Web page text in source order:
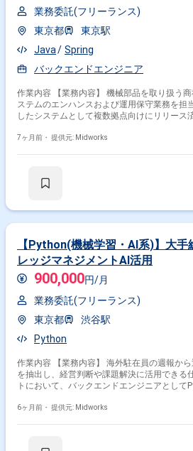
業務委託(フリーランス)
東京都
東京駅
Java
Spring
バックエンドエンジニア
作業内容 【業務内容】 機械部品を取り扱う商社向けに刷新された基幹シ
ステムのエンハンスおよび運用保守業務を担
したシステムとして複数拠点向けにリリース
働中システムの安定運用を目的とした保守対
7ヶ月前・ 提供元: Midworks
【Python(機械学習・AI系)】大
レッジマネジメントAI活用
900,000円/月
業務委託(フリーランス)
東京都
渋谷駅
Python
作業内容 【業務内容】 海外駐在員の週報から迅速かつ正確に必要な情報
を抽出し、経営判断や課題解決に活用できる
トにおいて、バックエンドエンジニアとして
・AI関連機能の実装支援 ・週報データの収集・加工・分析処理 ・システ
6ヶ月前・ 提供元: Midworks